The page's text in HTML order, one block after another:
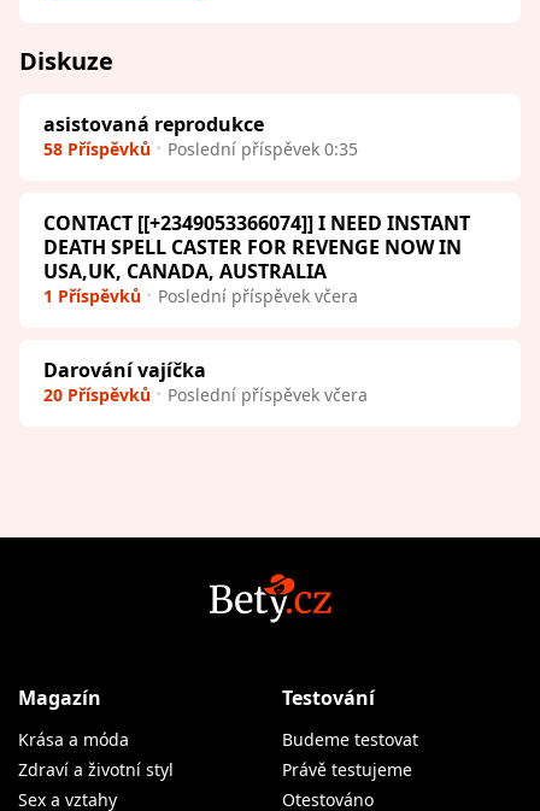
Diskuze
asistovaná reprodukce
58 Příspěvků Poslední příspěvek 0:35
CONTACT [[+2349053366074]] I NEED INSTANT
DEATH SPELL CASTER FOR REVENGE NOW IN
USA,UK, CANADA, AUSTRALIA
1 Příspěvků Poslední příspěvek včera
Darování vajíčka
20 Příspěvků Poslední příspěvek včera
Magazín
Krása a móda
Zdraví a životní styl
Sex a vztahy
Testování
Budeme testovat
Právě testujeme
Otestováno